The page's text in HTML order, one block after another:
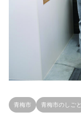
青梅市 青梅市のしごと